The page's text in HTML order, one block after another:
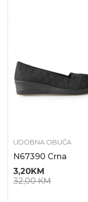
UDOBNA OBUĆA
N67390 Crna
3,20KM
32,00KM